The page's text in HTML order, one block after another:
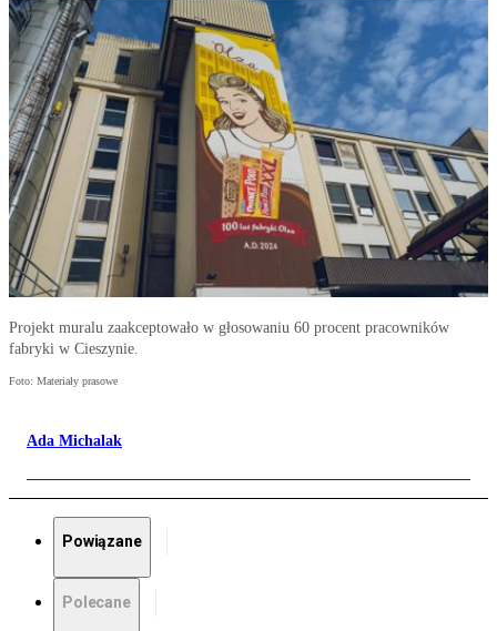
Projekt muralu zaakceptowało w głosowaniu 60 procent pracowników
fabryki w Cieszynie.
Foto: Materiały prasowe
Ada Michalak
Powiązane
Polecane